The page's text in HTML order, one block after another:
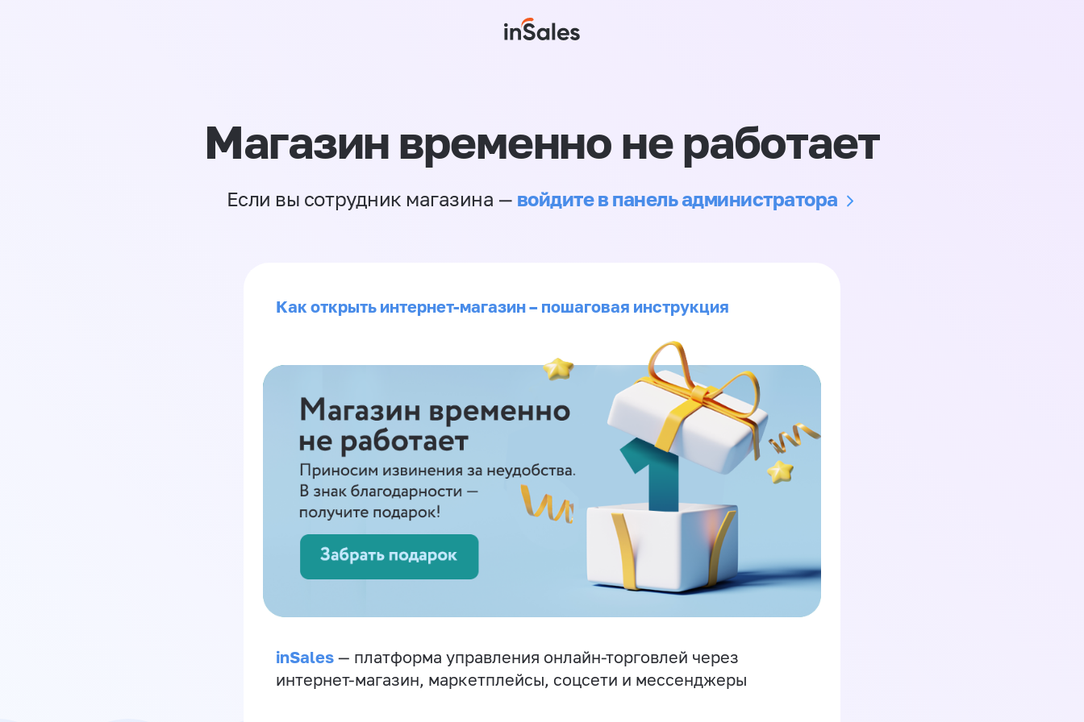
Магазин временно не работает
Если вы сотрудник магазина — войдите в панель администратора
Как открыть интернет-магазин – пошаговая инструкция
inSales — платформа управления онлайн-торговлей через
интернет-магазин, маркетплейсы, соцсети и мессенджеры